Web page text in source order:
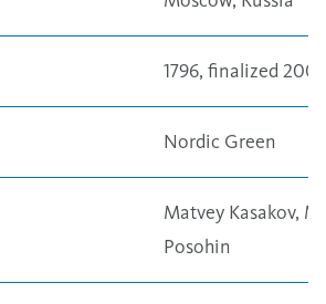
1796, finalized 2005
Nordic Green
Matvey Kasakov,
Posohin